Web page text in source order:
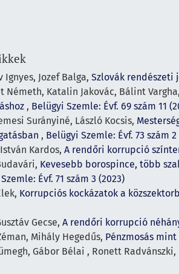
Ignyes, Jozef Balga, Szlovák rendészeti
Németh, Katalin Jakovác, Bálint Vargha,
, Belügyi Szemle: Évf. 69 szám 11
Surányiné, László Kocsis,
, Belügyi Szemle: Évf. 73 szám 2
Kardos, A rendőri korrupció
Kevesebb borospince, több
Évf. 71 szám 3 (2023)
Korrupciós kockázatok a
Gecse, A rendőri korrupció
Mihály Hegedűs, Pénzmosás
Gábor Bélai , Ronett